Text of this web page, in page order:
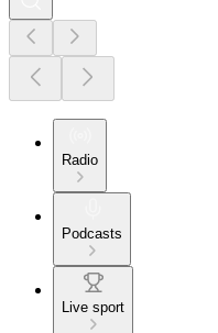
Radio
Podcasts
Live sport